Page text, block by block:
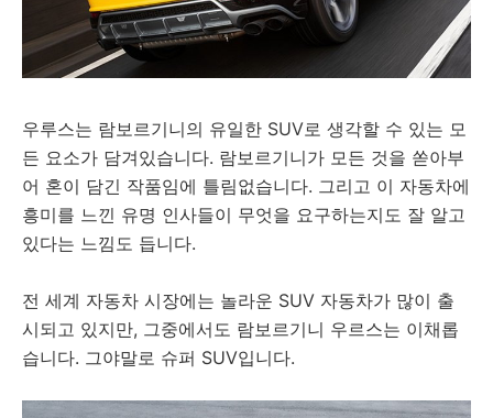
우루스는 람보르기니의 유일한 SUV로 생각할 수 있는 모
든 요소가 담겨있습니다. 람보르기니가 모든 것을 쏟아부
어 혼이 담긴 작품임에 틀림없습니다. 그리고 이 자동차에
흥미를 느낀 유명 인사들이 무엇을 요구하는지도 잘 알고
있다는 느낌도 듭니다.
전 세계 자동차 시장에는 놀라운 SUV 자동차가 많이 출
시되고 있지만, 그중에서도 람보르기니 우르스는 이채롭
습니다. 그야말로 슈퍼 SUV입니다.